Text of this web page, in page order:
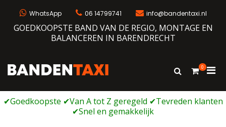
WhatsApp 06 14799741 info@bandentaxi.nl
GOEDKOOPSTE BAND VAN DE REGIO, MONTAGE EN
BALANCEREN IN BARENDRECHT
Bandengarage met eigen webshop
Toon
0
voor